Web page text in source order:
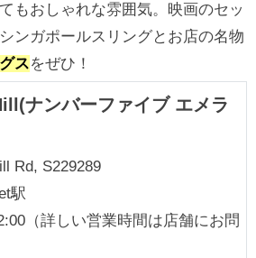
もおしゃれな雰囲気。映画のセッ
ンガポールスリングとお店の名物
スをぜひ！
ナンバーファイブ エメラ
Rd, S229289
駅
（詳しい営業時間は店舗にお問